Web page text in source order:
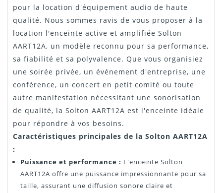
pour la location d'équipement audio de haute
qualité. Nous sommes ravis de vous proposer à la
location l'enceinte active et amplifiée Solton
AART12A, un modèle reconnu pour sa performance,
sa fiabilité et sa polyvalence. Que vous organisiez
une soirée privée, un événement d'entreprise, une
conférence, un concert en petit comité ou toute
autre manifestation nécessitant une sonorisation
de qualité, la Solton AART12A est l'enceinte idéale
pour répondre à vos besoins.
Caractéristiques principales de la Solton AART12A
:
Puissance et performance : L'enceinte Solton
AART12A offre une puissance impressionnante pour sa
taille, assurant une diffusion sonore claire et